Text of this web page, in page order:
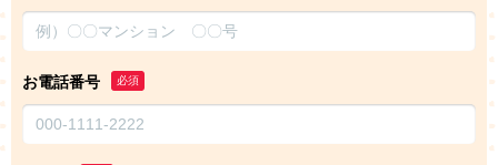
お電話番号 必須